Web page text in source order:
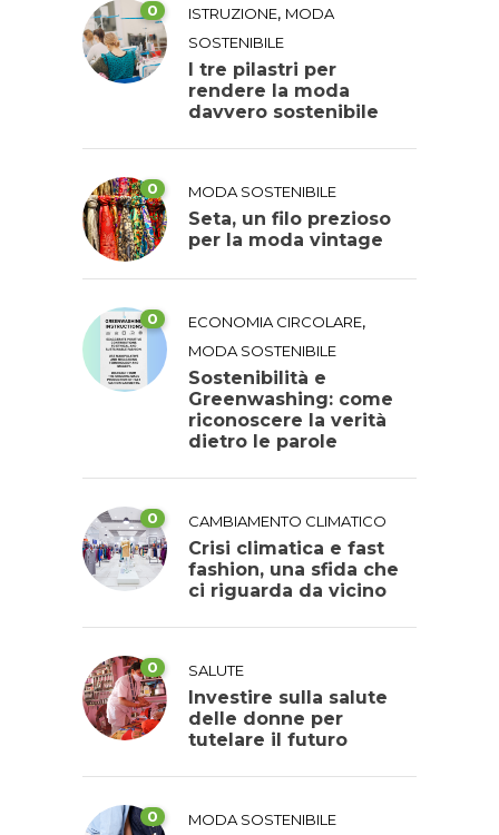
0 ISTRUZIONE, MODA
SOSTENIBILE
I tre pilastri per
rendere la moda
davvero sostenibile
0 MODA SOSTENIBILE
Seta, un filo prezioso
per la moda vintage
0 ECONOMIA CIRCOLARE,
MODA SOSTENIBILE
Sostenibilità e
Greenwashing: come
riconoscere la verità
dietro le parole
0 CAMBIAMENTO CLIMATICO
Crisi climatica e fast
fashion, una sfida che
ci riguarda da vicino
0 SALUTE
Investire sulla salute
delle donne per
tutelare il futuro
0 MODA SOSTENIBILE